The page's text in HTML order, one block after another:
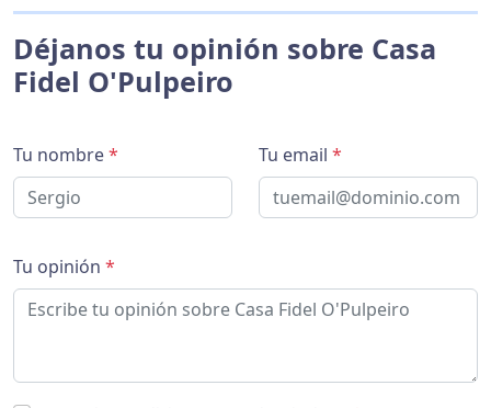
Déjanos tu opinión sobre Casa
Fidel O'Pulpeiro
Tu nombre* Tu email *
Tu opinión *